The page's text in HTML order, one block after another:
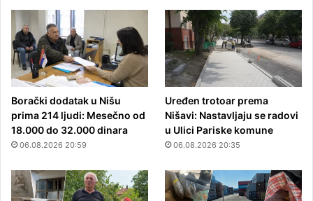
Borački dodatak u Nišu
prima 214 ljudi: Mesečno od
18.000 do 32.000 dinara
06.08.2026 20:59
Uređen trotoar prema
Nišavi: Nastavljaju se radovi
u Ulici Pariske komune
06.08.2026 20:35